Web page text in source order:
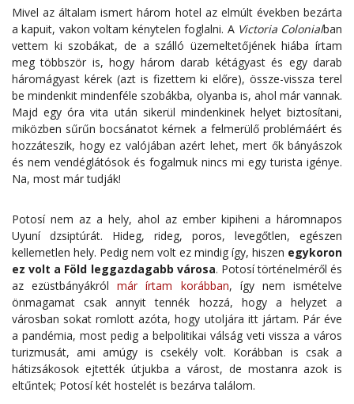
Mivel az általam ismert három hotel az elmúlt években bezárta
a kapuit, vakon voltam kénytelen foglalni. A Victoria Colonialban
vettem ki szobákat, de a szálló üzemeltetőjének hiába írtam
meg többször is, hogy három darab kétágyast és egy darab
háromágyast kérek (azt is fizettem ki előre), össze-vissza terel
be mindenkit mindenféle szobákba, olyanba is, ahol már vannak.
Majd egy óra vita után sikerül mindenkinek helyet biztosítani,
miközben sűrűn bocsánatot kérnek a felmerülő problémáért és
hozzáteszik, hogy ez valójában azért lehet, mert ők bányászok
és nem vendéglátósok és fogalmuk nincs mi egy turista igénye.
Na, most már tudják!
Potosí nem az a hely, ahol az ember kipiheni a háromnapos
Uyuní dzsiptúrát. Hideg, rideg, poros, levegőtlen, egészen
kellemetlen hely. Pedig nem volt ez mindig így, hiszen egykoron
ez volt a Föld leggazdagabb városa. Potosí történelméről és
az ezüstbányákrólmár írtam korábban, így nem ismételve
önmagamat csak annyit tennék hozzá, hogy a helyzet a
városban sokat romlott azóta, hogy utoljára itt jártam. Pár éve
a pandémia, most pedig a belpolitikai válság veti vissza a város
turizmusát, ami amúgy is csekély volt. Korábban is csak a
hátizsákosok ejtették útjukba a várost, de mostanra azok is
eltűntek; Potosí két hostelét is bezárva találom.